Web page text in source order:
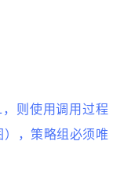
则使用调用过程
，策略组必须唯